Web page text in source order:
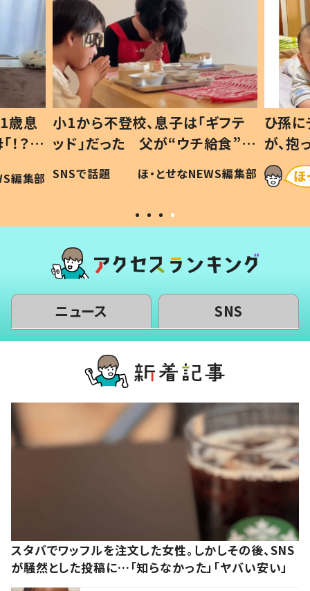
歳息
？」
編集部
小1から不登校、息子は「ギフテ
ッド」だった 父が“ウチ給食”を
作り続ける理由とは #令和の親
#令和の子
SNSで話題 ほ・とせなNEWS編集部
ひ孫
が、
「涙が
い」
ニュース SNS
スタバでワッフルを注文した女性。しかしその後、SNS
が騒然とした投稿に…「知らなかった」「ヤバい安い」